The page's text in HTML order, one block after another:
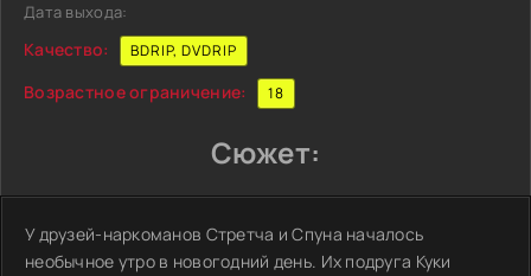
Дата выхода:
Качество: BDRIP, DVDRIP
Возрастное ограничение: 18
Сюжет:
У друзей-наркоманов Стретча и Спуна началось
необычное утро в новогодний день. Их подруга Куки